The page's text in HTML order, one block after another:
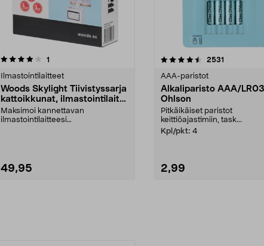
1
Ilmastointilaitteet
Woods Skylight Tiivistyssarja
kattoikkunat, ilmastointilaite
WAC WK3
Maksimoi kannettavan
ilmastointilaitteesi
49,95
4.5viidestä
2531
AAA-paristot
Alkaliparisto AAA/
Ohlson
Pitkäikäiset paristot
keittiöajastimiin, task...
Kpl/pkt: 4
2,99